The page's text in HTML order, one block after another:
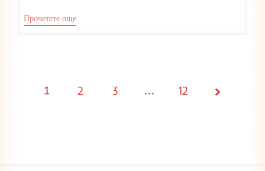
Прочетете още
Page
1 2 3 … 12